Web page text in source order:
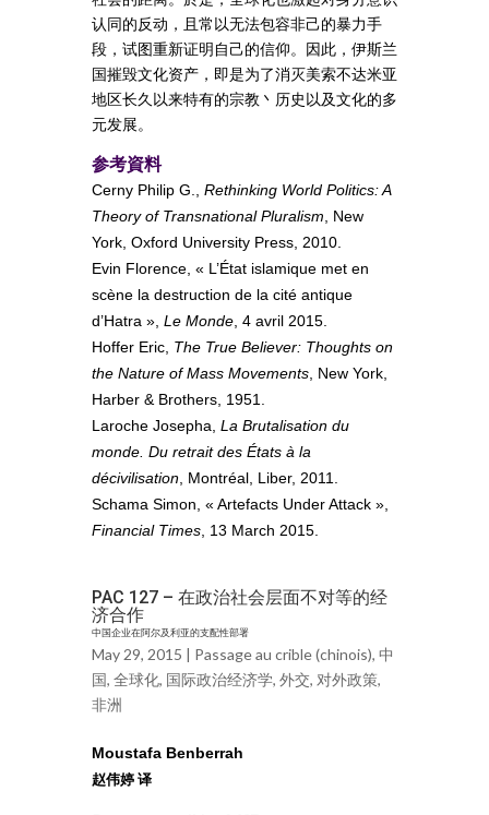
认同的反动，且常以无法包容非己的暴力手
段，试图重新证明自己的信仰。因此，伊斯兰
国摧毁文化资产，即是为了消灭美索不达米亚
地区长久以来特有的宗教丶历史以及文化的多
元发展。
参考資料
Cerny Philip G., Rethinking World Politics: A
Theory of Transnational Pluralism , New
York, Oxford University Press, 2010.
Evin Florence, « L’État islamique met en
scène la destruction de la cité antique
d’Hatra », Le Monde , 4 avril 2015.
Hoffer Eric, The True Believer: Thoughts on
the Nature of Mass Movements , New York,
Harber & Brothers, 1951.
Laroche Josepha, La Brutalisation du
monde. Du retrait des États à la
décivilisation , Montréal, Liber, 2011.
Schama Simon, « Artefacts Under Attack »,
Financial Times , 13 March 2015.
PAC 127 – 在政治社会层面不对等的经
济合作
中国企业在阿尔及利亚的支配性部署
May 29, 2015 | Passage au crible (chinois), 中
国, 全球化, 国际政治经济学, 外交, 对外政策,
非洲
Moustafa Benberrah
赵伟婷 译